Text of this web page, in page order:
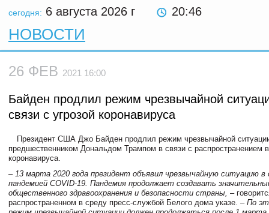
сегодня: 6 августа 2026 г 20:46
НОВОСТИ
26 ФЕВ 2021 16:00
Байден продлил режим чрезвычайной
связи с угрозой коронавируса
Президент США Джо Байден продлил режим чрезвычайной
предшественником Дональдом Трампом в связи с распространением в
коронавируса.
– 13 марта 2020 года президент объявил чрезвычайную ситуацию в
пандемией COVID-19. Пандемия продолжает создавать
общественного здравоохранения и безопасности страны, –
распространенном в среду пресс-службой Белого дома указе. – По